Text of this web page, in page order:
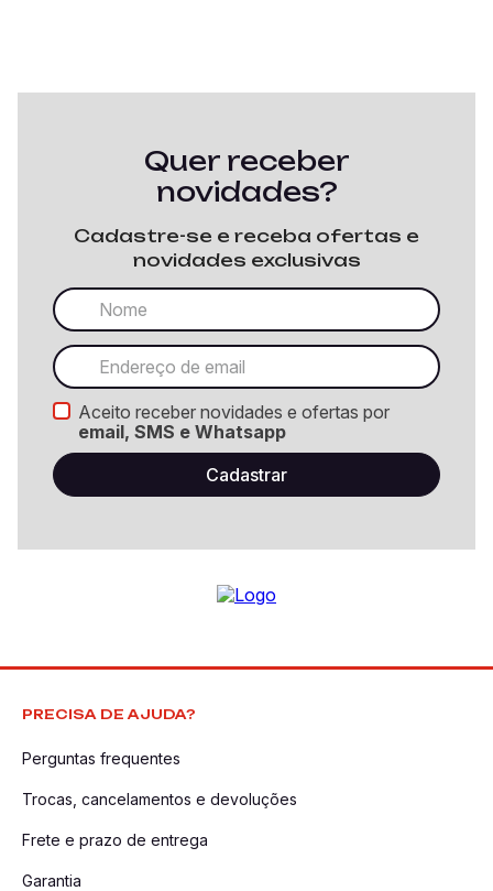
Quer receber
novidades?
Cadastre-se e receba ofertas e
novidades exclusivas
Aceito receber novidades e ofertas por
email, SMS e Whatsapp
PRECISA DE AJUDA?
Perguntas frequentes
Trocas, cancelamentos e devoluções
Frete e prazo de entrega
Garantia